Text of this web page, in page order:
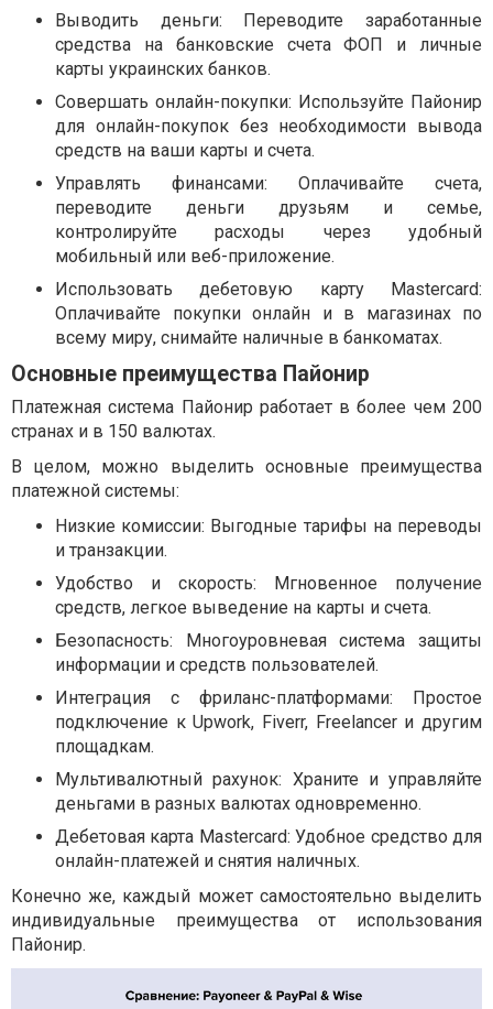
Выводить деньги: Переводите заработанные
средства на банковские счета ФОП и личные
карты украинских банков.
Совершать онлайн-покупки: Используйте Пайонир
для онлайн-покупок без необходимости вывода
средств на ваши карты и счета.
Управлять финансами: Оплачивайте счета,
переводите деньги друзьям и семье,
контролируйте расходы через удобный
мобильный или веб-приложение.
Использовать дебетовую карту Mastercard:
Оплачивайте покупки онлайн и в магазинах по
всему миру, снимайте наличные в банкоматах.
Основные преимущества Пайонир
Платежная система Пайонир работает в более чем 200
странах и в 150 валютах.
В целом, можно выделить основные преимущества
платежной системы:
Низкие комиссии: Выгодные тарифы на переводы
и транзакции.
Удобство и скорость: Мгновенное получение
средств, легкое выведение на карты и счета.
Безопасность: Многоуровневая система защиты
информации и средств пользователей.
Интеграция с фриланс-платформами: Простое
подключение к Upwork, Fiverr, Freelancer и другим
площадкам.
Мультивалютный рахунок: Храните и управляйте
деньгами в разных валютах одновременно.
Дебетовая карта Mastercard: Удобное средство для
онлайн-платежей и снятия наличных.
Конечно же, каждый может самостоятельно выделить
индивидуальные преимущества от использования
Пайонир.